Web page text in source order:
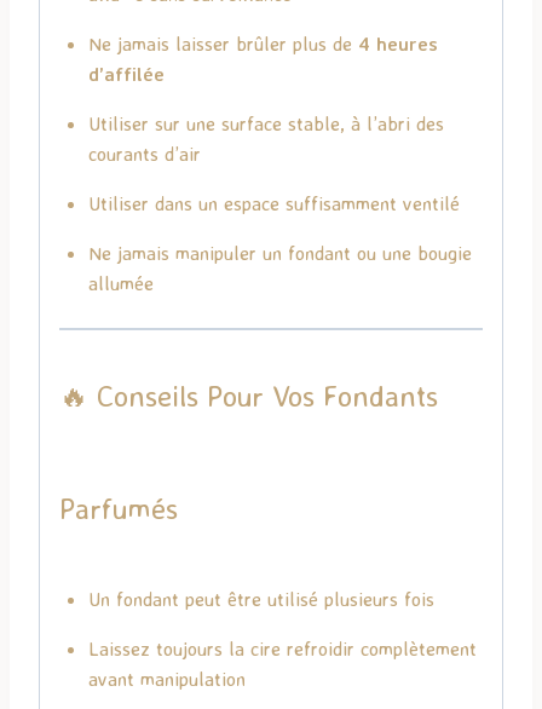
Ne jamais laisser brûler plus de 4 heures
d’affilée
Utiliser sur une surface stable, à l’abri des
courants d’air
Utiliser dans un espace suffisamment ventilé
Ne jamais manipuler un fondant ou une bougie
allumée
🔥 Conseils Pour Vos Fondants
Parfumés
Un fondant peut être utilisé plusieurs fois
Laissez toujours la cire refroidir complètement
avant manipulation